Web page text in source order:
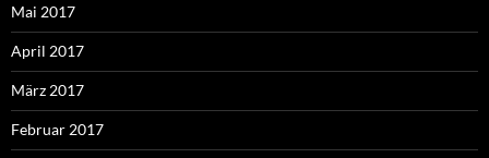
Mai 2017
April 2017
März 2017
Februar 2017